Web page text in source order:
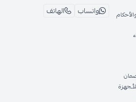
واتساب الهاتف